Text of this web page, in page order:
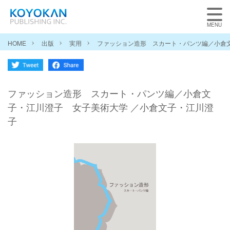
HOME 出版 実用 ファッション造形 スカート・パンツ編／小
ファッション造形 スカート・パンツ編／小倉文
子・江川澄子 女子美術大学 ／小倉文子・江川澄
子